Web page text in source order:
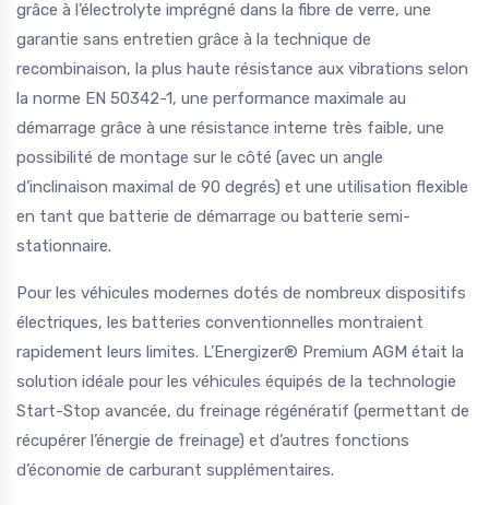
grâce à l’électrolyte imprégné dans la fibre de verre, une
garantie sans entretien grâce à la technique de
recombinaison, la plus haute résistance aux vibrations selon
la norme EN 50342-1, une performance maximale au
démarrage grâce à une résistance interne très faible, une
possibilité de montage sur le côté (avec un angle
d’inclinaison maximal de 90 degrés) et une utilisation flexible
en tant que batterie de démarrage ou batterie semi-
stationnaire.
Pour les véhicules modernes dotés de nombreux dispositifs
électriques, les batteries conventionnelles montraient
rapidement leurs limites. L’Energizer® Premium AGM était la
solution idéale pour les véhicules équipés de la technologie
Start-Stop avancée, du freinage régénératif (permettant de
récupérer l’énergie de freinage) et d’autres fonctions
d’économie de carburant supplémentaires.